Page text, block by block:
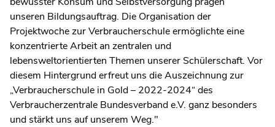
unseren Bildungsauftrag. Die Organisation der
Projektwoche zur Verbraucherschule ermöglichte eine
konzentrierte Arbeit an zentralen und
lebensweltorientierten Themen unserer Schülerschaft. Vor
diesem Hintergrund erfreut uns die Auszeichnung zur
„Verbraucherschule in Gold – 2022-2024“ des
Verbraucherzentrale Bundesverband e.V. ganz besonders
und stärkt uns auf unserem Weg."